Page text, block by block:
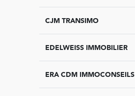
CJM TRANSIMO
EDELWEISS IMMOBILIER
ERA CDM IMMOCONSEILS